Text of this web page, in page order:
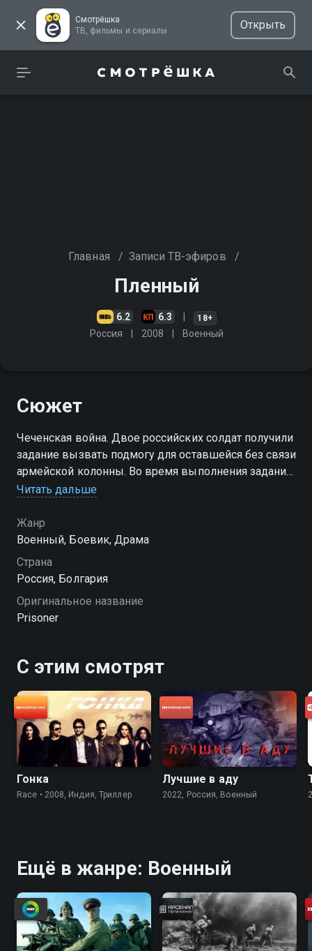
Смотрёшка
ТВ, фильмы и сериалы
Открыть
Главная / Записи ТВ-эфиров /
Пленный
6.2 6.3 18+
Россия 2008 Военный
Сюжет
Чеченская война. Двое российских солдат получили
задание вызвать подмогу для оставшейся без связи
армейской колонны. Во время выполнения задания
они берут пленного, чтобы совершить обмен. Но
думали
Читать дальше
Жанр
Военный, Боевик, Драма
Страна
Россия, Болгария
Оригинальное название
Prisoner
С этим смотрят
Гонка
Race • 2008, Индия, Триллер
Лучшие в аду
2022, Россия, Военный
Ещё в жанре: Военный